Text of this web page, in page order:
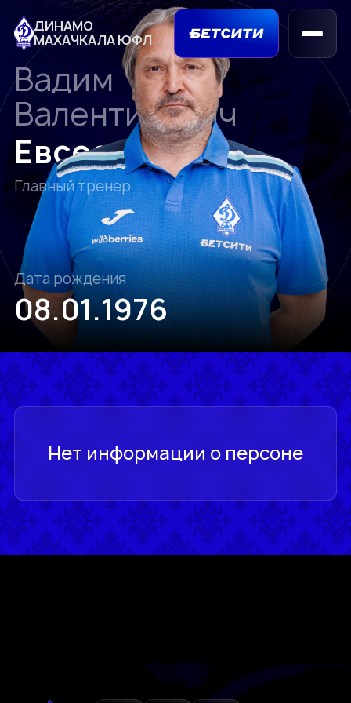
ДИНАМО
МАХАЧКАЛА ЮФЛ
Вадим
Валентинович
Евсеев
Главный тренер
Дата рождения
08.01.1976